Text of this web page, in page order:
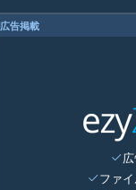
広告掲載
ファ